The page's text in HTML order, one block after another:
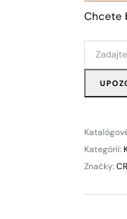
Chcete
Kategórií:
Značky: